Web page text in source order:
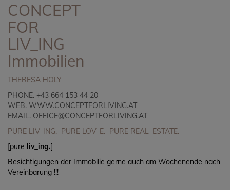
CONCEPT
FOR
LIV_ING
Immobilien
THERESA HOLY
PHONE. +43 664 153 44 20
WEB. WWW.CONCEPTFORLIVING.AT
EMAIL. OFFICE@CONCEPTFORLIVING.AT
PURE LIV_ING. PURE LOV_E. PURE REAL_ESTATE.
[pure liv_ing.]
Besichtigungen der Immobilie gerne auch am Wochenende nach
Vereinbarung !!!